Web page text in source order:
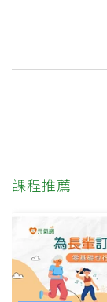
課程推薦